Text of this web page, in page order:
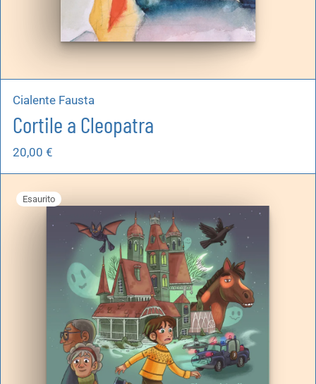
Cialente Fausta
Cortile a Cleopatra
20,00 €
Esaurito